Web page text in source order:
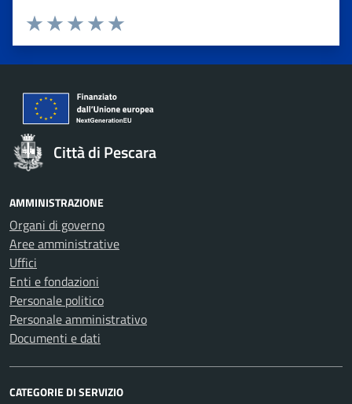
Valuta 5 stelle su 5
Valuta 4 stelle su 5
Valuta 3 stelle su 5
Valuta 2 stelle su 5
Valuta 1 stelle su 5
Città di Pescara
AMMINISTRAZIONE
Organi di governo
Aree amministrative
Uffici
Enti e fondazioni
Personale politico
Personale amministrativo
Documenti e dati
CATEGORIE DI SERVIZIO